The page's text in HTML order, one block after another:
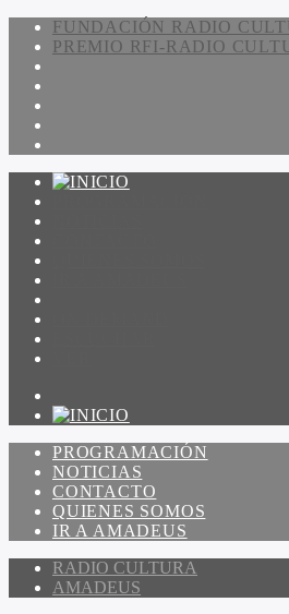
FUNDACIÓN RADIO
PREMIO RFI-RADIO
PROGRAMACIÓN
NOTICIAS
CONTACTO
QUIENES SOMOS
IR A AMADEUS
RADIO CULTURA
AMADEUS